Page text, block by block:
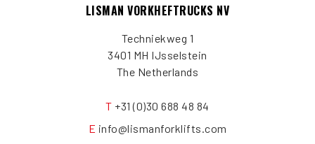
LISMAN VORKHEFTRUCKS NV
Techniekweg 1
3401 MH IJsselstein
The Netherlands
T +31 (0)30 688 48 84
E info@lismanforklifts.com